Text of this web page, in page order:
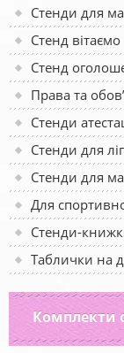
Стенди для
Стенд вітаємо
Стенд
Права та
Стенди
Стенди для
Стенди для
Для
Стенди-
Таблички на
Комплекти